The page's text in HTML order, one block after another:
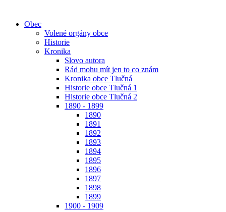
Obec
Volené orgány obce
Historie
Kronika
Slovo autora
Rád mohu mít jen to co znám
Kronika obce Tlučná
Historie obce Tlučná 1
Historie obce Tlučná 2
1890 - 1899
1890
1891
1892
1893
1894
1895
1896
1897
1898
1899
1900 - 1909